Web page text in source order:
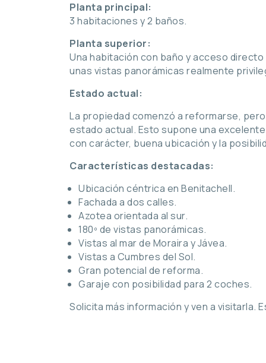
Planta principal:
3 habitaciones y 2 baños.
Planta superior:
Una habitación con baño y acceso
unas vistas panorámicas realmente
Estado actual:
La propiedad comenzó a reformarse,
estado actual. Esto supone una
con carácter, buena ubicación y la
Características destacadas:
Ubicación céntrica en Benitachell.
Fachada a dos calles.
Azotea orientada al sur.
180º de vistas panorámicas.
Vistas al mar de Moraira y Jávea.
Vistas a Cumbres del Sol.
Gran potencial de reforma.
Garaje con posibilidad para 2 coches.
Solicita más información y ven a visitarla.